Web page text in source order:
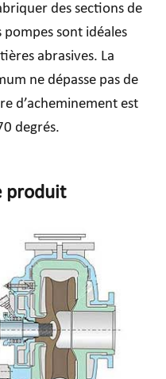
des sections de
pompes sont idéales
abrasives. La
ne dépasse pas de
d’acheminement est
degrés.
produit